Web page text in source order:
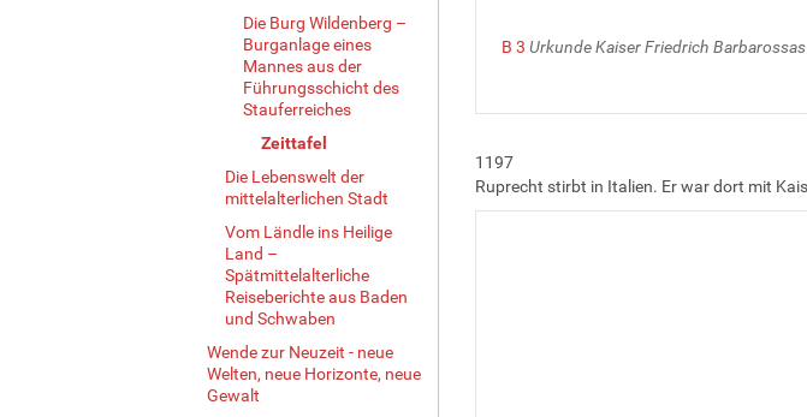
Die Burg Wildenberg –
Burganlage eines
Mannes aus der
Führungsschicht des
Stauferreiches
Zeittafel
Die Lebenswelt der
mittelalterlichen Stadt
Vom Ländle ins Heilige
Land –
Spätmittelalterliche
Reiseberichte aus Baden
und Schwaben
Wende zur Neuzeit - neue
Welten, neue Horizonte, neue
Gewalt
B 3 Urkunde Kaiser Friedrich
1197
Ruprecht stirbt in Italien. Er war dort mit